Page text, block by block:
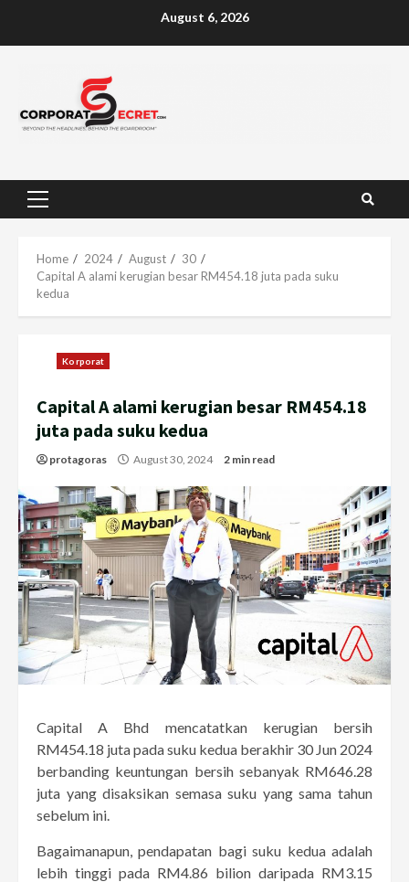
August 6, 2026
Primary
Home 2024 August
30
Capital A alami kerugian besar RM454.18 juta pada suku
kedua
Korporat
Capital A alami kerugian besar RM454.18
juta pada suku kedua
protagoras August 30, 2024 2 min read
Capital A Bhd mencatatkan kerugian bersih
RM454.18 juta pada suku kedua berakhir 30 Jun 2024
berbanding keuntungan bersih sebanyak RM646.28
juta yang disaksikan semasa suku yang sama tahun
sebelum ini.
Bagaimanapun, pendapatan bagi suku kedua adalah
lebih tinggi pada RM4.86 bilion daripada RM3.15